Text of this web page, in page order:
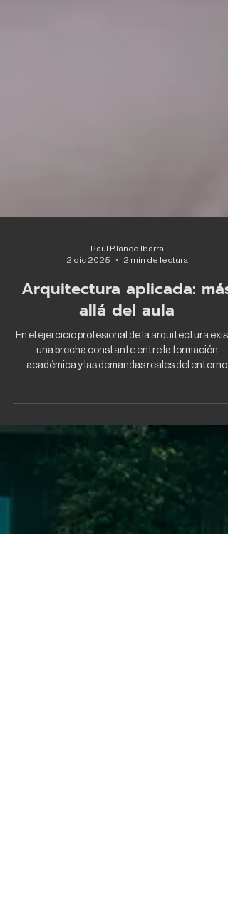
2 dic 2025
2 min de lectura
Arquitectura aplicada: más
una brecha constante entre la formación
académica y las demandas reales del entorno
laboral. Aunque la universidad proporciona bases
fundamentales en diseño, teoría,
gráfica y normatividad, hay competencias clave que
se desarrollan únicamente a través de la
diaria , enfrentando proyectos reales, clientes,
proveedores y decisiones críticas de tiempo. Uno